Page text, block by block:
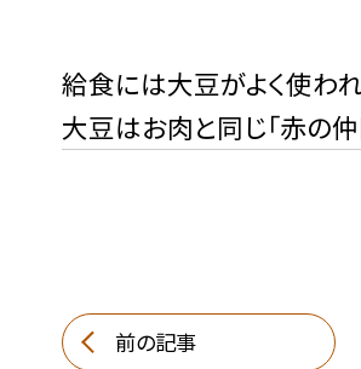
給食には大豆がよく使われ
大豆はお肉と同じ「赤の仲
前の記事